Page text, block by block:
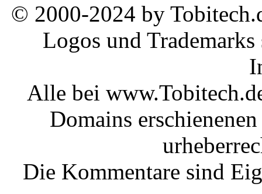
© 2000-2024 by
Logos und
Alle bei
Domains
Die Kommentare sind